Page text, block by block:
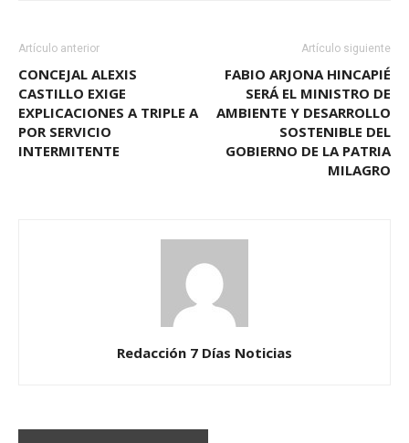
Artículo anterior
CONCEJAL ALEXIS
CASTILLO EXIGE
EXPLICACIONES A TRIPLE A
POR SERVICIO
INTERMITENTE
Artículo siguiente
FABIO ARJONA HINCAPIÉ
SERÁ EL MINISTRO DE
AMBIENTE Y DESARROLLO
SOSTENIBLE DEL
GOBIERNO DE LA PATRIA
MILAGRO
Redacción 7 Días Noticias